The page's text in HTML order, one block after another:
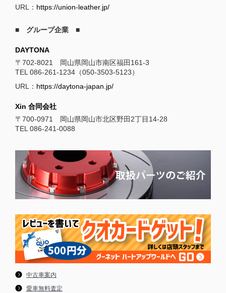
URL： https://union-leather.jp/
■ グループ企業 ■
DAYTONA
〒702-8021 岡山県岡山市南区福田161-3
TEL 086-261-1234（050-3503-5123）
URL： https://daytona-japan.jp/
Xin 合同会社
〒700-0971 岡山県岡山市北区野田2丁目14-28
TEL 086-241-0088
中古車案内
愛車無料査定